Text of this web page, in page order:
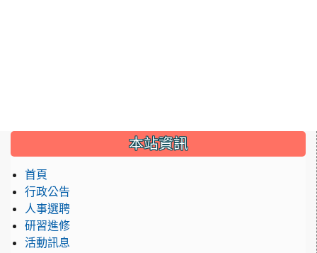
::: 本站資訊
首頁
行政公告
人事選聘
研習進修
活動訊息